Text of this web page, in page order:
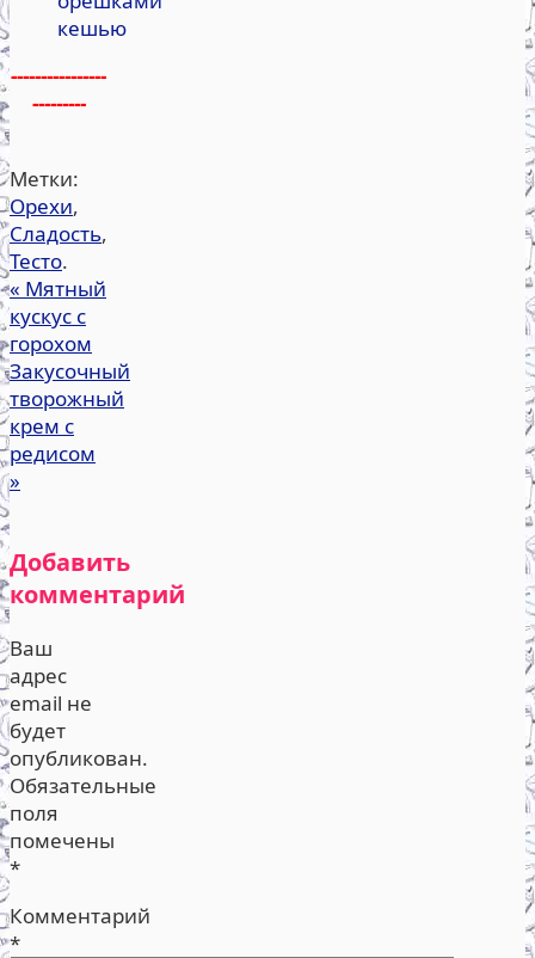
кешью
----------------
---------
Метки:
Орехи,
Сладость,
Тесто.
« Мятный
кускус с
горохом
Закусочный
творожный
крем с
редисом
»
Добавить
комментарий
Ваш
адрес
email не
будет
опубликован.
Обязательные
поля
помечены
*
Комментарий
*